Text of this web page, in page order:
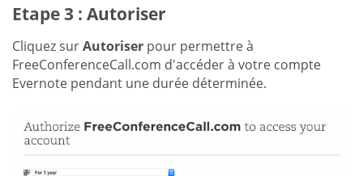
Etape 3 : Autoriser
Cliquez surAutoriser pour permettre à
FreeConferenceCall.com d'accéder à votre compte
Evernote pendant une durée déterminée.